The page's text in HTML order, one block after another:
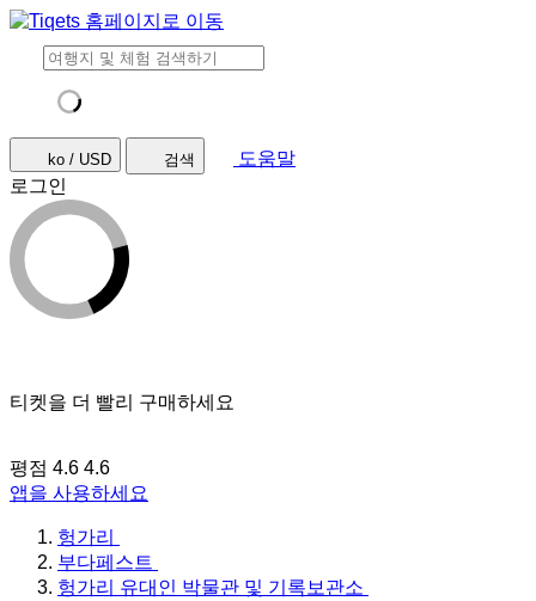
ko / USD 검색
도움말
로그인
티켓을 더 빨리 구매하세요
평점 4.6 4.6
앱을 사용하세요
헝가리
부다페스트
헝가리 유대인 박물관 및 기록보관소